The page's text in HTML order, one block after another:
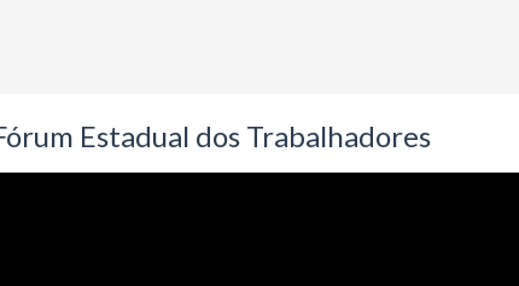
Estadual dos Trabalhadores